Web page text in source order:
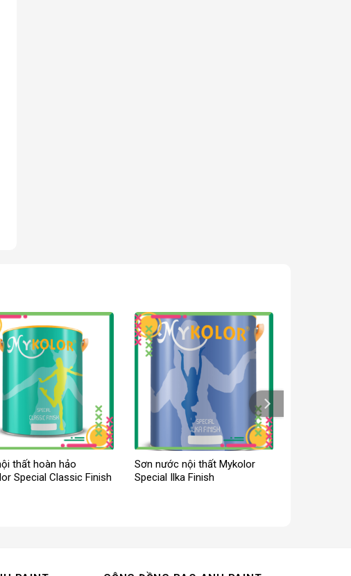
thất hoàn hảo
Special Classic Finish
Sơn nước nội thất Mykolor
Special Ilka Finish